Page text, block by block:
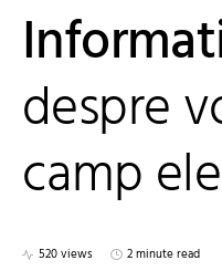
despre
camp
520 views 2 minute read